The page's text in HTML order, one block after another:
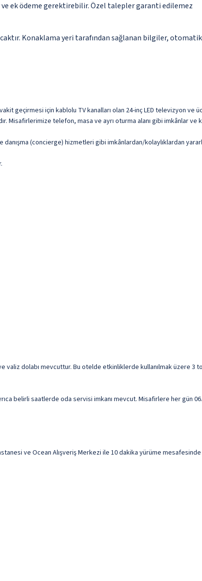
ek ödeme gerektirebilir. Özel talepler garanti edilemez
Konaklama yeri tarafından sağlanan bilgiler,
geçirmesi için kablolu TV kanalları olan 24-inç LED televizyon
telefon, masa ve ayrı oturma alanı gibi imkânlar ve
(concierge) hizmetleri gibi imkânlardan/kolaylıklardan
dolabı mevcuttur. Bu otelde etkinliklerde kullanılmak üzere 3
belirli saatlerde oda servisi imkanı mevcut. Misafirlere her gün
ve Ocean Alışveriş Merkezi ile 10 dakika yürüme